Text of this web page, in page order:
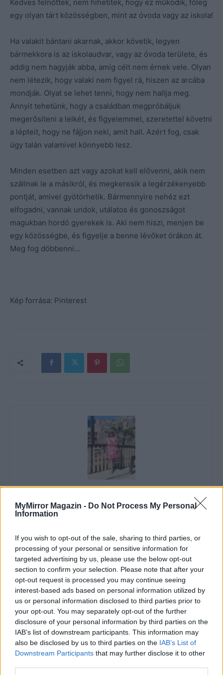
MyMirror Magazin - Do Not Process My Personal
Information
If you wish to opt-out of the sale, sharing to third parties, or
processing of your personal or sensitive information for
targeted advertising by us, please use the below opt-out
section to confirm your selection. Please note that after your
opt-out request is processed you may continue seeing
interest-based ads based on personal information utilized by
us or personal information disclosed to third parties prior to
your opt-out. You may separately opt-out of the further
disclosure of your personal information by third parties on the
IAB’s list of downstream participants. This information may
also be disclosed by us to third parties on the IAB’s List of
Downstream Participants that may further disclose it to other
Kedves felnőttek, nem hihetitek, hogy ez működik, főleg
egy olyan tárt közösségben, mint az óvoda vagy az iskola!
Ha valakit bántani akarnak, akkor követik, legyen
bármekkora is az iskolaudvar, vagy az óvoda területe, és
addig nem hagyják abba, amíg célt nem érnek vele. Olyan
nem létezik, hogy valaki nem figyel rá, hiszen az arcába
mondják. Olyat se lehet tenni, hogy nem hallja meg.
Annyit tehetünk, hogy a családban megpróbáljuk
megerősíteni a lelkét, és figyelemmel, szeretettel követni
a lépteit, hogy ne fájjon neki, amit hall. Azért fog, csak
úgy talán valamivel könnyebb lesz.
Minden esetben azt vagy azokat kell elővenni, akik nem
szállnak le a másikról, és megkeresik a legérzékenyebb
pontját, amivel gyötörhetik. Bármennyire nehéz ezt
elfogadni, vannak undok, utálatos és gonoszságot
magukban hordó gyerekek is. Aki nem hiszi, menjen be
egy közösségbe, és figyelje a benne lévőket órákon át.
Meg fog döbbenni…
Kép forrása: Pinterest
Oktatás és nevelés területén dolgozom, de minden
szabadidőmben írok. Szeretek belesni a hétköznapok függönye
mögött. Néha meséket is írok, de gyakrabban novellákat,
cikkeket és apró vicces történeteket.
KAPCSOLÓDÓ CIKKEK TÖBB A SZERZŐTŐL
Minka 14. rész
Minka 13. rész